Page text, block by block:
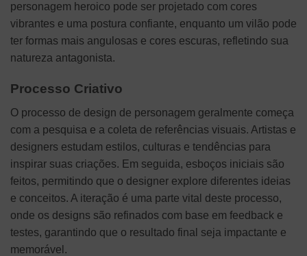
personagem heroico pode ser projetado com cores
vibrantes e uma postura confiante, enquanto um vilão pode
ter formas mais angulosas e cores escuras, refletindo sua
natureza antagonista.
Processo Criativo
O processo de design de personagem geralmente começa
com a pesquisa e a coleta de referências visuais. Artistas e
designers estudam estilos, culturas e tendências para
inspirar suas criações. Em seguida, esboços iniciais são
feitos, permitindo que o designer explore diferentes ideias
e conceitos. A iteração é uma parte vital deste processo,
onde os designs são refinados com base em feedback e
testes, garantindo que o resultado final seja impactante e
memorável.